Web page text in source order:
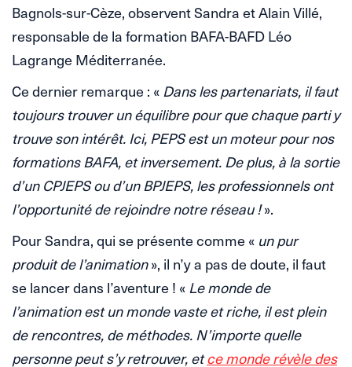
Bagnols-sur-Cèze, observent Sandra et Alain Villé,
responsable de la formation BAFA-BAFD Léo
Lagrange Méditerranée.
Ce dernier remarque : «Dans les partenariats, il faut
toujours trouver un équilibre pour que chaque parti y
trouve son intérêt. Ici, PEPS est un moteur pour nos
formations BAFA, et inversement. De plus, à la sortie
d’un CPJEPS ou d’un BPJEPS, les professionnels ont
l’opportunité de rejoindre notre réseau !».
Pour Sandra, qui se présente comme « un pur
produit de l’animation», il n’y a pas de doute, il faut
se lancer dans l’aventure ! «Le monde de
l’animation est un monde vaste et riche, il est plein
de rencontres, de méthodes. N’importe quelle
personne peut s’y retrouver, etce monde révèle des